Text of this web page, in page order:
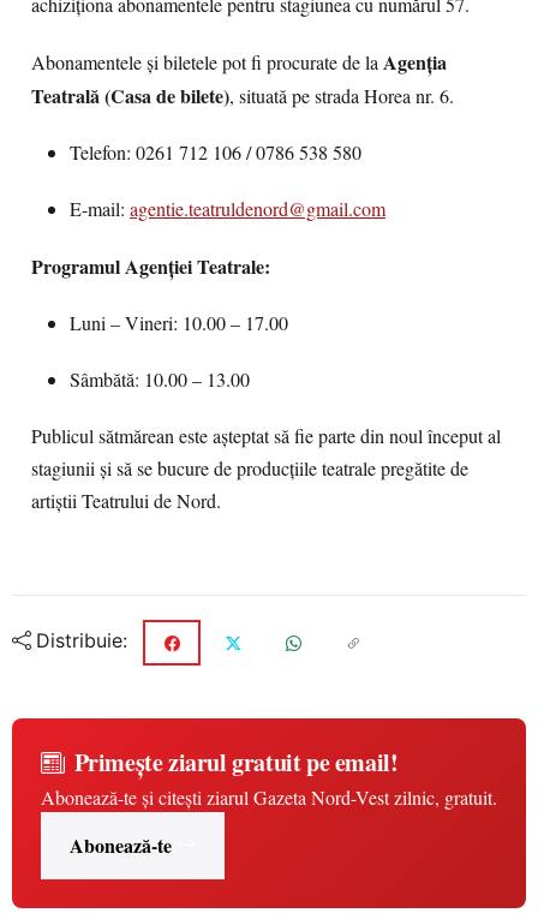
Abonamentele și biletele pot fi procurate de laAgenția
Teatrală (Casa de bilete), situată pe strada Horea nr. 6.
Telefon: 0261 712 106 / 0786 538 580
E-mail: agentie.teatruldenord@gmail.com
Programul Agenției Teatrale:
Luni – Vineri: 10.00 – 17.00
Sâmbătă: 10.00 – 13.00
Publicul sătmărean este așteptat să fie parte din noul început al
stagiunii și să se bucure de producțiile teatrale pregătite de
artiștii Teatrului de Nord.
Distribuie:
Primește ziarul gratuit pe email!
Abonează-te și citești ziarul Gazeta Nord-Vest zilnic, gratuit.
Abonează-te